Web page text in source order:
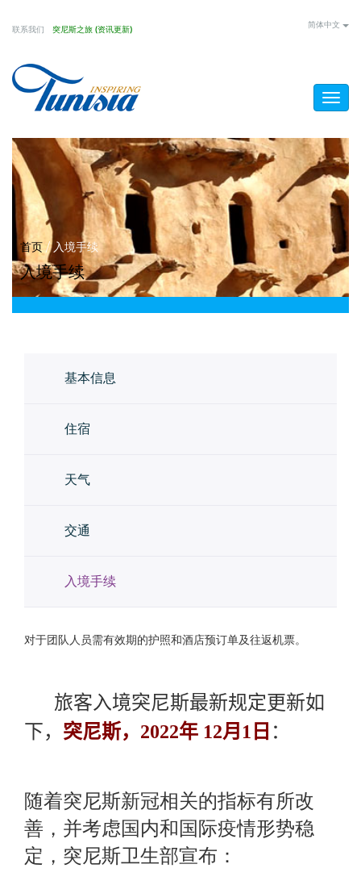
Skip
content
简体中文
联系我们 突尼斯之旅 (资讯更新)
You
are
here
首页 / 入境手续
入境手续
基本信息
住宿
天气
交通
入境手续
对于团队人员需有效期的护照和酒店预订单及往返机票。
旅客入境突尼斯最新规定更新如
下， 突尼斯，2022年 12月1日 ：
随着突尼斯新冠相关的指标有所改
善，并考虑国内和国际疫情形势稳
定，突尼斯卫生部宣布：